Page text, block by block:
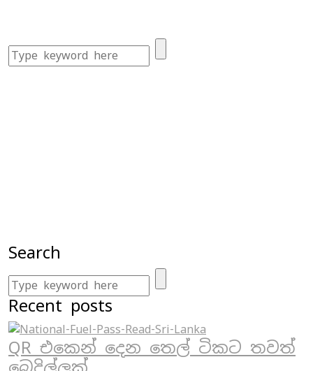
Search
Recent posts
QR එකෙන් දෙන තෙල් ටිකට තවත්